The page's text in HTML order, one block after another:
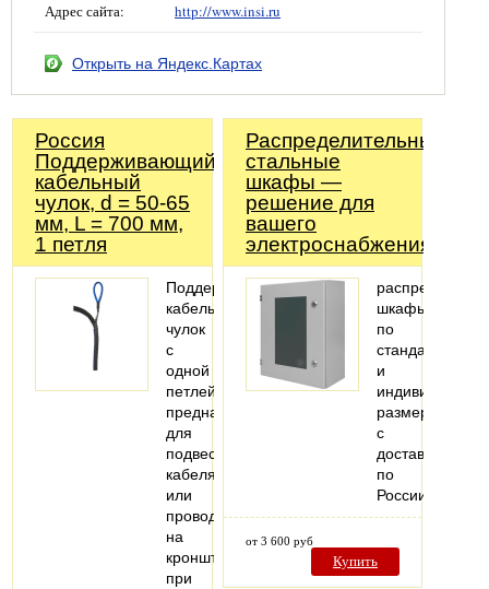
Адрес сайта: http://www.insi.ru
Открыть на Яндекс.Картах
Россия
Поддерживающий
кабельный
чулок, d = 50-65
мм, L = 700 мм,
1 петля
Поддерживающий
кабельный
чулок
с
одной
петлей
предназначен
для
подвеса
кабеля
или
провода
на
кронштейны
при
Распределительные
стальные
шкафы —
решение для
вашего
электроснабжения!
шкафы
по
стандартным
и
размерам
с
доставкой
по
России
от 3 600 руб
Купить